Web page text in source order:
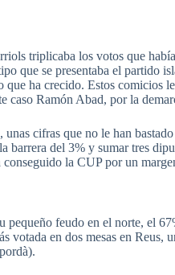
triplicaba los votos que
que se presentaba el partido
ha crecido. Estos comicios
caso Ramón Abad, por la
cifras que no le han
barrera del 3% y sumar tres
la CUP por un
feudo en el norte, el
en dos mesas en Reus,